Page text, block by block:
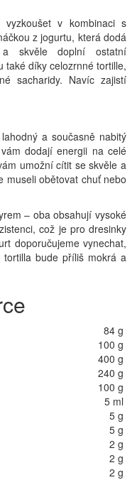
v kombinaci s
z jogurtu, která dodá
skvěle doplní ostatní
také díky celozrnné tortille,
sacharidy. Navíc zajistí
a současně nabitý
dodají energii na celé
umožní cítit se skvěle a
museli obětovat chuť nebo
– oba obsahují vysoké
což je pro dresinky
doporučujeme vynechat,
bude příliš mokrá a
84 g
100 g
400 g
240 g
100 g
5 ml
5 g
5 g
2 g
2 g
2 g